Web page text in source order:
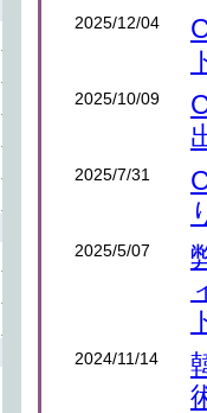
2025/12/04
2025/10/09
2025/7/31
2025/5/07
2024/11/14